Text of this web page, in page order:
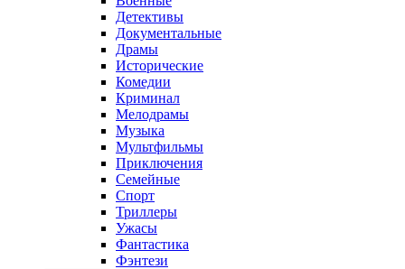
Детективы
Документальные
Драмы
Исторические
Комедии
Криминал
Мелодрамы
Музыка
Мультфильмы
Приключения
Семейные
Спорт
Триллеры
Ужасы
Фантастика
Фэнтези